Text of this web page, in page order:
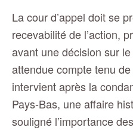
La cour d’appel doit se
recevabilité de l’action,
avant une décision sur
attendue compte tenu
intervient après la
Pays-Bas, une affaire
souligné l’importance